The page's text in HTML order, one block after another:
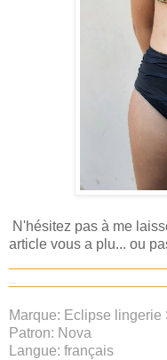
N'hésitez pas à me
article vous a plu... ou
Marque: Eclipse lingerie
Patron: Nova
Langue: français